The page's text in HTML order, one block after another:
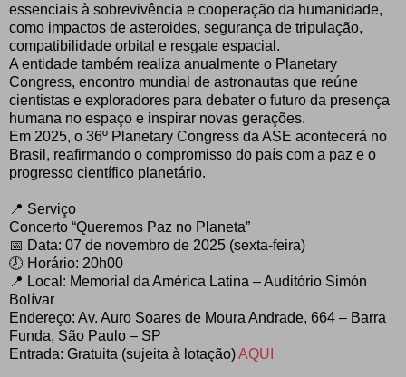
essenciais à sobrevivência e cooperação da humanidade,
como impactos de asteroides, segurança de tripulação,
compatibilidade orbital e resgate espacial.
A entidade também realiza anualmente o Planetary
Congress, encontro mundial de astronautas que reúne
cientistas e exploradores para debater o futuro da presença
humana no espaço e inspirar novas gerações.
Em 2025, o 36º Planetary Congress da ASE acontecerá no
Brasil, reafirmando o compromisso do país com a paz e o
progresso científico planetário.
📍 Serviço
Concerto “Queremos Paz no Planeta”
📅 Data: 07 de novembro de 2025 (sexta-feira)
🕗 Horário: 20h00
📍 Local: Memorial da América Latina – Auditório Simón
Bolívar
Endereço: Av. Auro Soares de Moura Andrade, 664 – Barra
Funda, São Paulo – SP
Entrada: Gratuita (sujeita à lotação)AQUI